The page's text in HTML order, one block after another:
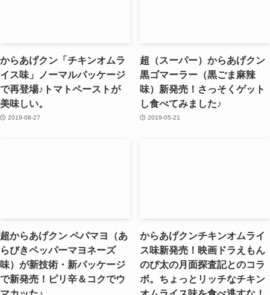
からあげクン「チキンオムラ
イス味」ノーマルパッケージ
で再登場♪トマトペーストが
美味しい。
2019-08-27
超（スーパー）からあげクン
黒ゴマーラー（黒ごま麻辣
味）新発売！さっそくゲット
し食べてみました♪
2019-05-21
超からあげクン ペパマヨ（あ
らびきペッパーマヨネーズ
味）が新技術・新パッケージ
で新発売！ピリ辛＆コクでウ
からあげクンチキンオムライ
ス味新発売！映画ドラえもん
のび太の月面探査記とのコラ
ボ。ちょっとリッチなチキン